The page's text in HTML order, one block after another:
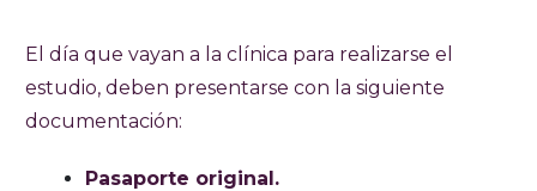
El día que vayan a la clínica para realizarse el
estudio, deben presentarse con la siguiente
documentación:
Pasaporte original.